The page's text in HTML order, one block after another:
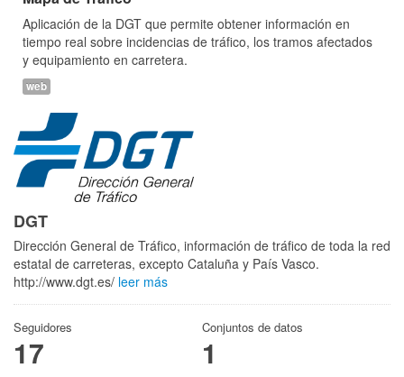
Aplicación de la DGT que permite obtener información en
tiempo real sobre incidencias de tráfico, los tramos afectados
y equipamiento en carretera.
web
DGT
Dirección General de Tráfico, información de tráfico de toda la red
estatal de carreteras, excepto Cataluña y País Vasco.
http://www.dgt.es/ leer más
Seguidores
17
Conjuntos de datos
1